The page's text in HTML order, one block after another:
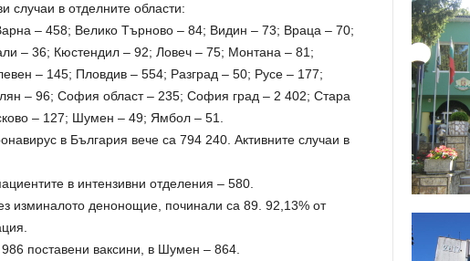
случаи в отделните области:
– 458; Велико Търново – 84; Видин – 73; Враца – 70;
– 36; Кюстендил – 92; Ловеч – 75; Монтана – 81;
– 145; Пловдив – 554; Разград – 50; Русе – 177;
– 96; София област – 235; София град – 2 402; Стара
– 127; Шумен – 49; Ямбол – 51.
в България вече са 794 240. Активните случаи в
в интензивни отделения – 580.
изминалото денонощие, починали са 89. 92,13% от
поставени ваксини, в Шумен – 864.